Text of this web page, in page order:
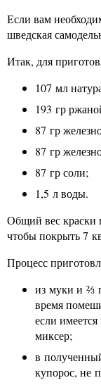
Если вам
шведская
Итак, для
107 мл
193 гр
87 гр
87 гр
87 гр соли;
1,5 л воды.
Общий вес краски
чтобы покрыть 7
Процесс
из муки и ⅔
время
если
миксер;
в
купорос, не